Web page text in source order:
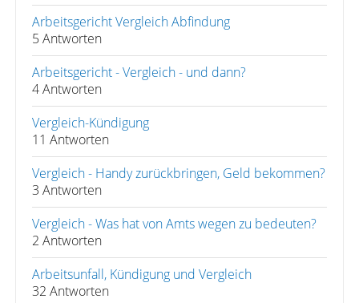
Arbeitsgericht Vergleich Abfindung
5 Antworten
Arbeitsgericht - Vergleich - und dann?
4 Antworten
Vergleich-Kündigung
11 Antworten
Vergleich - Handy zurückbringen, Geld bekommen?
3 Antworten
Vergleich - Was hat von Amts wegen zu bedeuten?
2 Antworten
Arbeitsunfall, Kündigung und Vergleich
32 Antworten